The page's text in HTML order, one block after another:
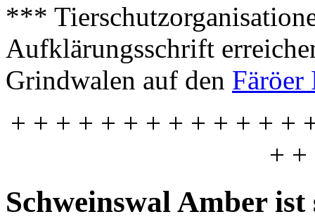
***
Aufklärungsschrift
Grindwalen auf den Färöer
+ + + + + + + + + + + + +
+ +
Schweinswal Amber